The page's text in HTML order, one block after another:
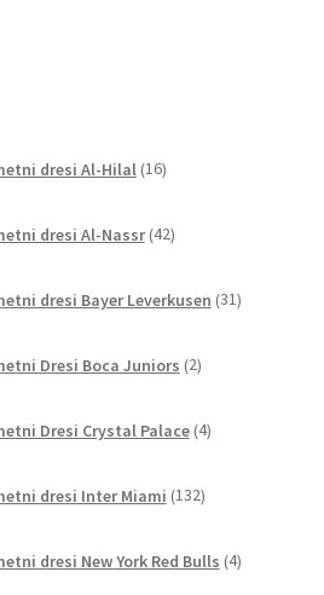
dresi Al-Hilal 16izdelkov
dresi Al-Nassr 42izdelkov
dresi Bayer Leverkusen 31izdelkov
Dresi Boca Juniors 2izdelka
Dresi Crystal Palace 4izdelki
dresi Inter Miami 132izdelkov
dresi New York Red Bulls 4izdelki